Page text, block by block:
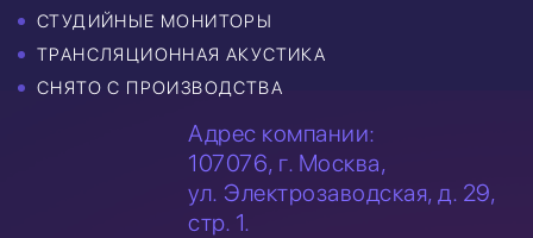
СТУДИЙНЫЕ МОНИТОРЫ
ТРАНСЛЯЦИОННАЯ АКУСТИКА
СНЯТО С ПРОИЗВОДСТВА
Адрес компании:
107076, г. Москва,
ул. Электрозаводская, д. 29,
стр. 1.